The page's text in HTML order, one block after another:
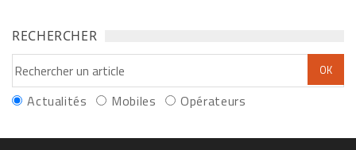
RECHERCHER
Actualités Mobiles Opérateurs